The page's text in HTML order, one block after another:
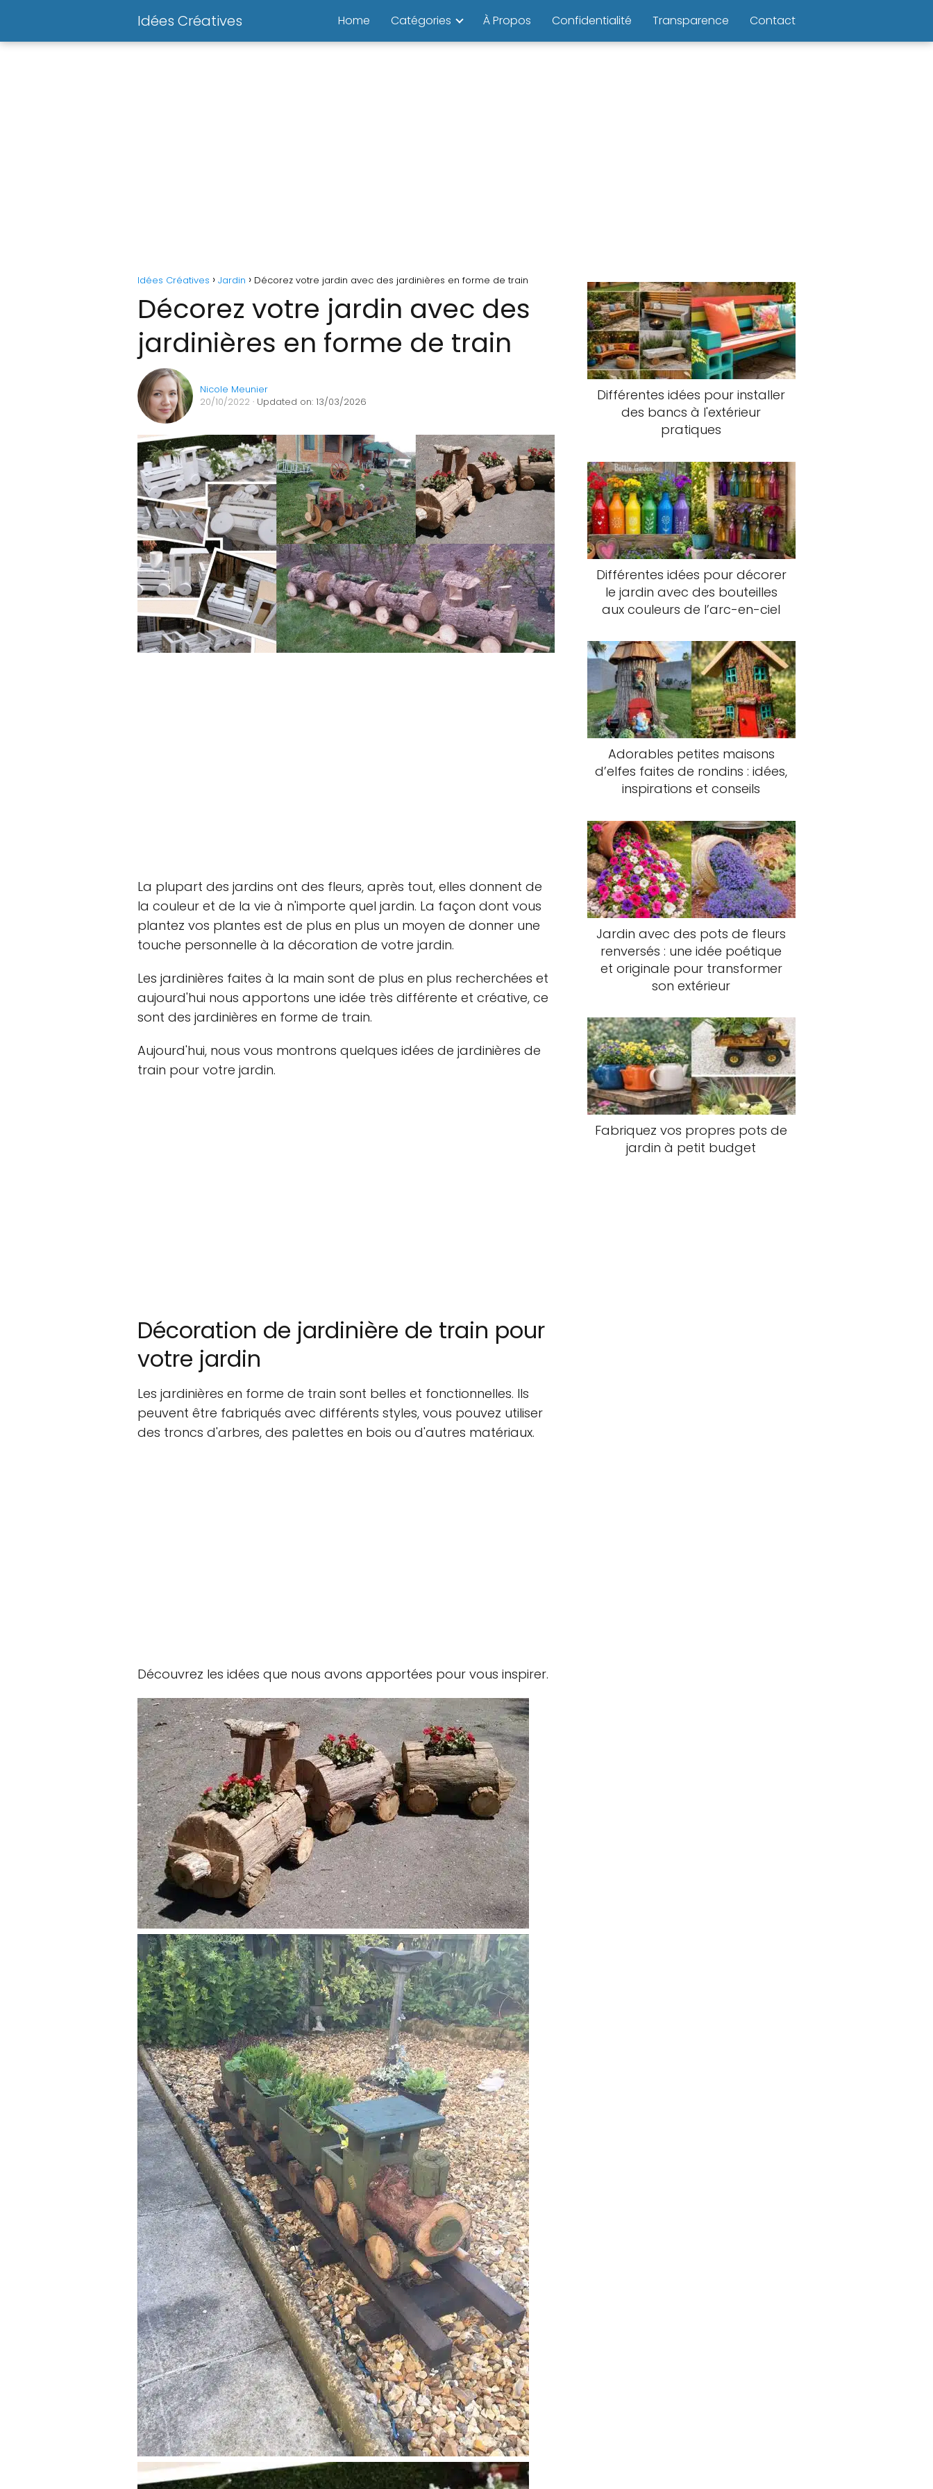
Idées Créatives Home Catégories À Propos Confidentialité Transparence Contact
Idées Créatives Jardin Décorez votre jardin avec des jardinières en forme de train
Décorez votre jardin avec des
jardinières en forme de train
Nicole Meunier
20/10/2022 · Updated on: 13/03/2026
La plupart des jardins ont des fleurs, après tout, elles donnent de
la couleur et de la vie à n'importe quel jardin. La façon dont vous
plantez vos plantes est de plus en plus un moyen de donner une
touche personnelle à la décoration de votre jardin.
Les jardinières faites à la main sont de plus en plus recherchées et
aujourd'hui nous apportons une idée très différente et créative, ce
sont des jardinières en forme de train.
Aujourd'hui, nous vous montrons quelques idées de jardinières de
train pour votre jardin.
Décoration de jardinière de train pour
votre jardin
Les jardinières en forme de train sont belles et fonctionnelles. Ils
peuvent être fabriqués avec différents styles, vous pouvez utiliser
des troncs d'arbres, des palettes en bois ou d'autres matériaux.
Découvrez les idées que nous avons apportées pour vous inspirer.
Différentes idées pour installer
des bancs à l'extérieur
pratiques
Différentes idées pour décorer
le jardin avec des bouteilles
aux couleurs de l’arc-en-ciel
Adorables petites maisons
d’elfes faites de rondins : idées,
inspirations et conseils
Jardin avec des pots de fleurs
renversés : une idée poétique
et originale pour transformer
son extérieur
Fabriquez vos propres pots de
jardin à petit budget